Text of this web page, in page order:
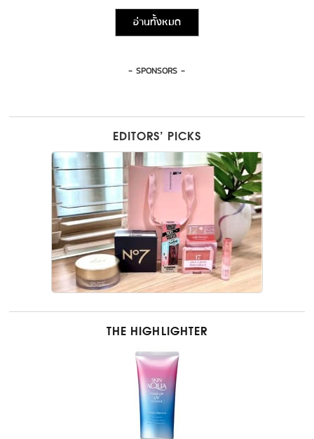
อ่านทั้งหมด
- SPONSORS -
EDITORS’ PICKS
THE HIGHLIGHTER